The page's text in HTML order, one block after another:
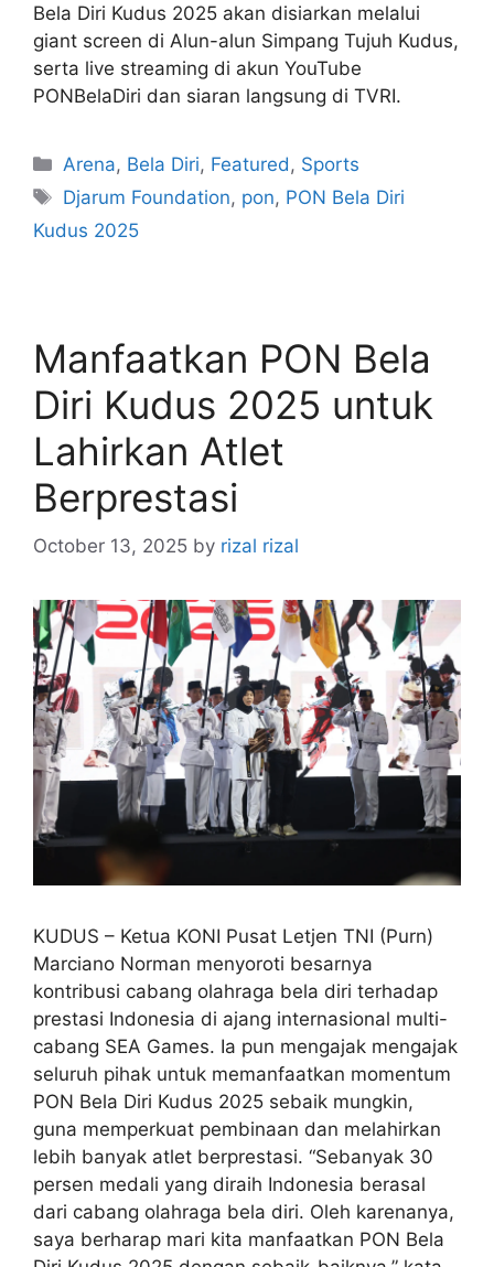
Bela Diri Kudus 2025 akan disiarkan melalui
giant screen di Alun-alun Simpang Tujuh Kudus,
serta live streaming di akun YouTube
PONBelaDiri dan siaran langsung di TVRI.
Arena, Bela Diri, Featured , Sports
Djarum Foundation, pon, PON Bela Diri
Kudus 2025
Manfaatkan PON Bela
Diri Kudus 2025 untuk
Lahirkan Atlet
Berprestasi
October 13, 2025 by rizal rizal
KUDUS – Ketua KONI Pusat Letjen TNI (Purn)
Marciano Norman menyoroti besarnya
kontribusi cabang olahraga bela diri terhadap
prestasi Indonesia di ajang internasional multi-
cabang SEA Games. Ia pun mengajak mengajak
seluruh pihak untuk memanfaatkan momentum
PON Bela Diri Kudus 2025 sebaik mungkin,
guna memperkuat pembinaan dan melahirkan
lebih banyak atlet berprestasi. “Sebanyak 30
persen medali yang diraih Indonesia berasal
dari cabang olahraga bela diri. Oleh karenanya,
saya berharap mari kita manfaatkan PON Bela